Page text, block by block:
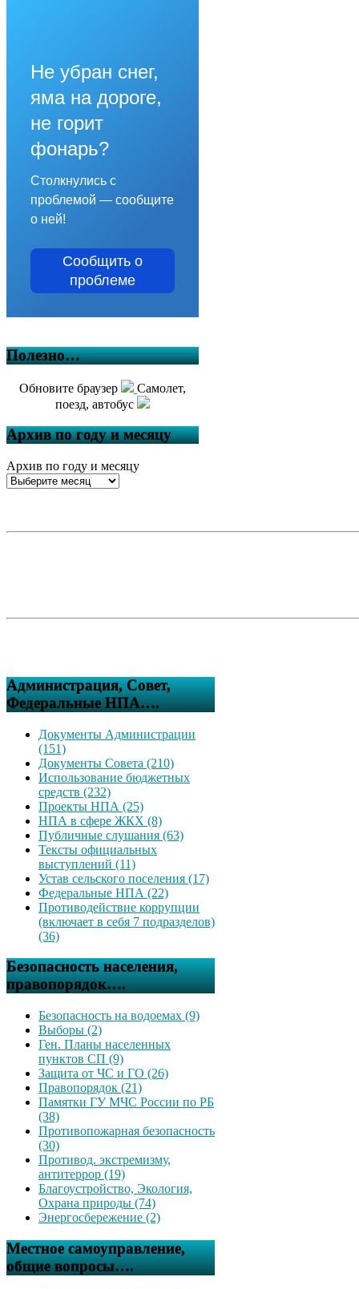
Не убран снег,
яма на дороге,
не горит
фонарь?
Столкнулись с
проблемой — сообщите
о ней!
Сообщить о
проблеме
Полезно…
Обновите браузер
Самолет,
поезд, автобус
Архив по году и месяцу
Архив по году и месяцу
Администрация, Совет,
Федеральные НПА….
Документы Администрации
(151)
Документы Совета (210)
Использование бюджетных
средств (232)
Проекты НПА (25)
НПА в сфере ЖКХ (8)
Публичные слушания (63)
Тексты официальных
выступлений (11)
Устав сельского поселения (17)
Федеральные НПА (22)
Противодействие коррупции
(включает в себя 7 подразделов)
(36)
Безопасность населения,
правопорядок….
Безопасность на водоемах (9)
Выборы (2)
Ген. Планы населенных
пунктов СП (9)
Защита от ЧС и ГО (26)
Правопорядок (21)
Памятки ГУ МЧС России по РБ
(38)
Противопожарная безопасность
(30)
Противод. экстремизму,
антитеррор (19)
Благоустройство, Экология,
Охрана природы (74)
Энергосбережение (2)
Местное самоуправление,
общие вопросы….